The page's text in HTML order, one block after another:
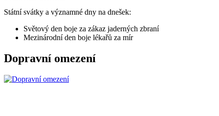
Státní svátky a významné dny na dnešek:
Světový den boje za zákaz jaderných zbraní
Mezinárodní den boje lékařů za mír
Dopravní omezení